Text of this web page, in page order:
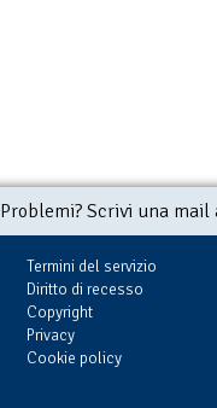
Problemi? Scrivi una
Termini del servizio
Diritto di recesso
Copyright
Privacy
Cookie policy